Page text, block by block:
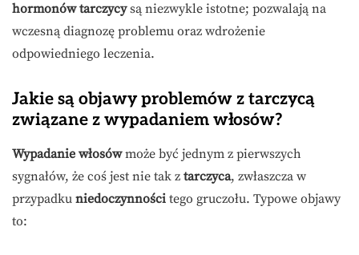
hormonów tarczycysą niezwykle istotne; pozwalają na
wczesną diagnozę problemu oraz wdrożenie
odpowiedniego leczenia.
Jakie są objawy problemów z tarczycą
związane z wypadaniem włosów?
Wypadanie włosówmoże być jednym z pierwszych
sygnałów, że coś jest nie tak z tarczyca, zwłaszcza w
przypadku niedoczynności tego gruczołu. Typowe objawy
to: